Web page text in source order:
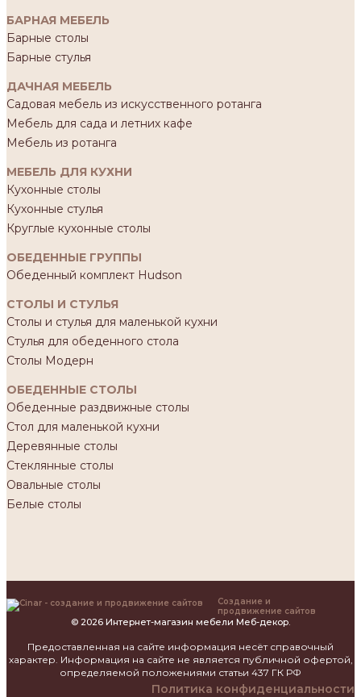
БАРНАЯ МЕБЕЛЬ
Барные столы
Барные стулья
ДАЧНАЯ МЕБЕЛЬ
Садовая мебель из искусственного ротанга
Мебель для сада и летних кафе
Мебель из ротанга
МЕБЕЛЬ ДЛЯ КУХНИ
Кухонные столы
Кухонные стулья
Круглые кухонные столы
ОБЕДЕННЫЕ ГРУППЫ
Обеденный комплект Hudson
СТОЛЫ И СТУЛЬЯ
Столы и стулья для маленькой кухни
Стулья для обеденного стола
Столы Модерн
ОБЕДЕННЫЕ СТОЛЫ
Обеденные раздвижные столы
Стол для маленькой кухни
Деревянные столы
Стеклянные столы
Овальные столы
Белые столы
Создание и
продвижение сайтов
© 2026 Интернет-магазин мебели Меб-декор.
Предоставленная на сайте информация несёт справочный
характер. Информация на сайте не является публичной офертой,
определяемой положениями статьи 437 ГК РФ
Политика конфиденциальности